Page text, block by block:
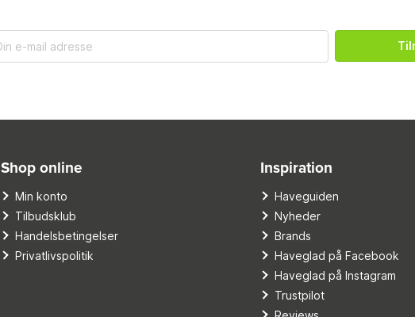
Shop online
Min konto
Tilbudsklub
Handelsbetingelser
Privatlivspolitik
Inspiration
Haveguiden
Nyheder
Brands
Haveglad på Facebook
Haveglad på Instagram
Trustpilot